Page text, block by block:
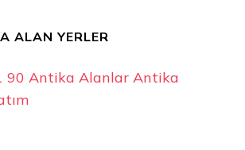
ALAN YERLER
90 Antika Alanlar Antika